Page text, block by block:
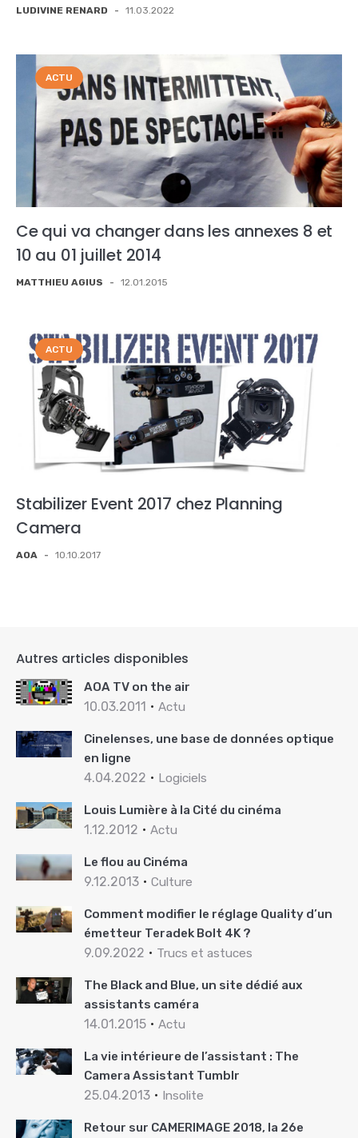
LUDIVINE RENARD - 11.03.2022
ACTU
Ce qui va changer dans les annexes 8 et
10 au 01 juillet 2014
MATTHIEU AGIUS - 12.01.2015
ACTU
Stabilizer Event 2017 chez Planning
Camera
AOA - 10.10.2017
Autres articles disponibles
AOA TV on the air
10.03.2011 Actu
Cinelenses, une base de données optique
en ligne
4.04.2022 Logiciels
Louis Lumière à la Cité du cinéma
1.12.2012 Actu
Le flou au Cinéma
9.12.2013 Culture
Comment modifier le réglage Quality d’un
émetteur Teradek Bolt 4K ?
9.09.2022 Trucs et astuces
The Black and Blue, un site dédié aux
assistants caméra
14.01.2015 Actu
La vie intérieure de l’assistant : The
Camera Assistant Tumblr
25.04.2013 Insolite
Retour sur CAMERIMAGE 2018, la 26e